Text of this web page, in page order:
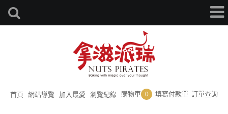
首頁 網站導覽 加入最愛 瀏覽紀錄 購物車 0 填寫付款單 訂單查詢